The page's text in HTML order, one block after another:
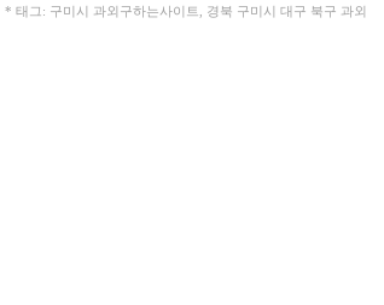
* 태그: 구미시 과외구하는사이트, 경북 구미시 대구 북구 과외